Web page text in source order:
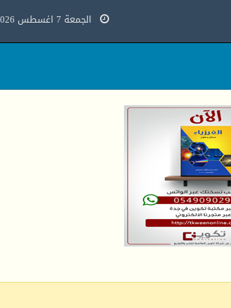
الجمعة 7 اغسطس 2026 م - 21 صفر 1448هـ